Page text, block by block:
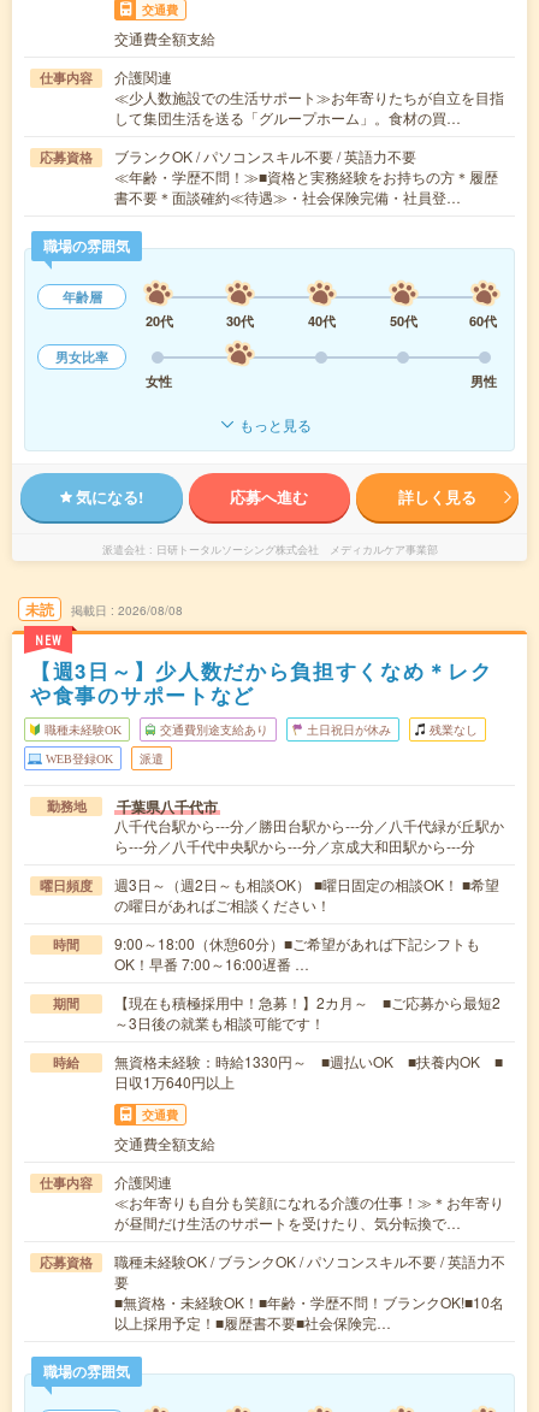
交通費
交通費全額支給
仕事内容
介護関連
≪少人数施設での生活サポート≫お年寄りたちが自立を目指
して集団生活を送る「グループホーム」。食材の買…
応募資格
ブランクOK / パソコンスキル不要 / 英語力不要
≪年齢・学歴不問！≫■資格と実務経験をお持ちの方＊履歴
書不要＊面談確約≪待遇≫・社会保険完備・社員登…
職場の雰囲気
年齢層
20代
30代 40代 50代
60代
男女比率
女性
男性
もっと見る
気になる! 応募へ進む 詳しく見る
派遣会社 日研トータルソーシング株式会社 メディカルケア事業部
未読
NEW
掲載日 2026/08/08
【週3日～】少人数だから負担すくなめ＊レク
や食事のサポートなど
職種未経験OK 交通費別途支給あり 土日祝日が休み 残業なし
WEB登録OK 派遣
勤務地 千葉県八千代市
八千代台駅から---分／勝田台駅から---分／八千代緑が丘駅か
ら---分／八千代中央駅から---分／京成大和田駅から---分
曜日頻度
週3日～（週2日～も相談OK） ■曜日固定の相談OK！ ■希望
の曜日があればご相談ください！
時間
9:00～18:00（休憩60分）■ご希望があれば下記シフトも
OK！早番 7:00～16:00遅番 …
期間
【現在も積極採用中！急募！】2カ月～ ■ご応募から最短2
～3日後の就業も相談可能です！
時給
無資格未経験：時給1330円～ ■週払いOK ■扶養内OK ■
日収1万640円以上
交通費
交通費全額支給
仕事内容
介護関連
≪お年寄りも自分も笑顔になれる介護の仕事！≫＊お年寄り
が昼間だけ生活のサポートを受けたり、気分転換で…
応募資格
職種未経験OK / ブランクOK / パソコンスキル不要 / 英語力不
要
■無資格・未経験OK！■年齢・学歴不問！ブランクOK!■10名
以上採用予定！■履歴書不要■社会保険完…
職場の雰囲気